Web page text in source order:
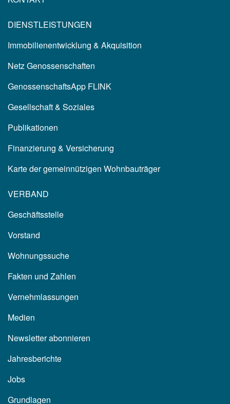
DIENSTLEISTUNGEN
Immobilienentwicklung & Akquisition
Netz Genossenschaften
GenossenschaftsApp FLINK
Gesellschaft & Soziales
Publikationen
Finanzierung & Versicherung
Karte der gemeinnützigen Wohnbauträger
VERBAND
Geschäftsstelle
Vorstand
Wohnungssuche
Fakten und Zahlen
Vernehmlassungen
Medien
Newsletter abonnieren
Jahresberichte
Jobs
Grundlagen